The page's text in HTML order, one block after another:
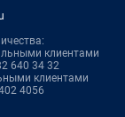
клиентами
640 34 32
клиентами
4056